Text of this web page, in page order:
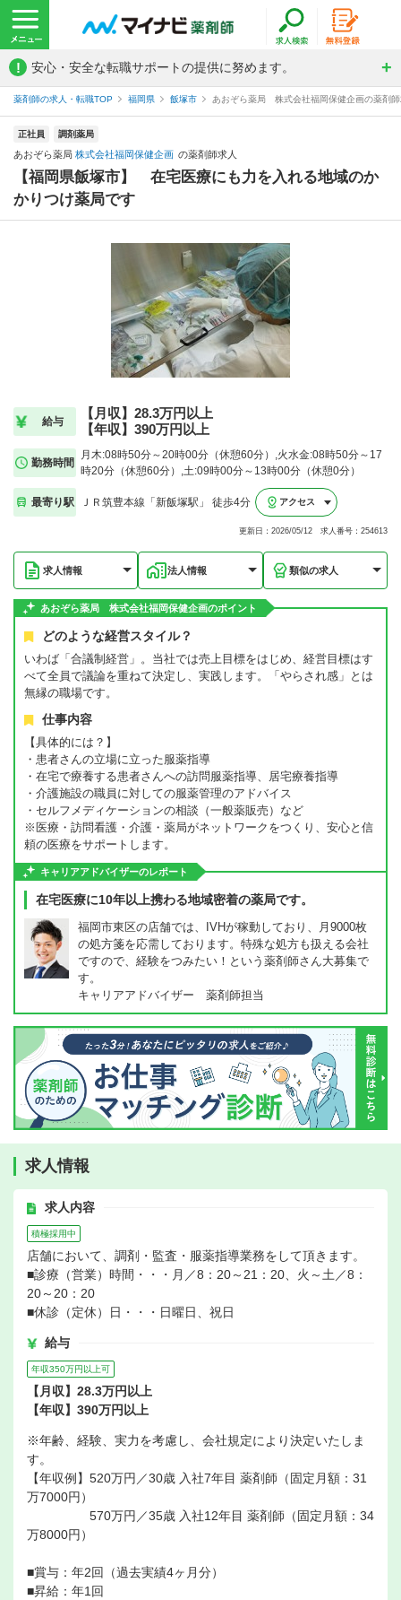
! 安心・安全な転職サポートの提供に努めます。
薬剤師の求人・転職TOP 福岡県 飯塚市 あおぞら薬局 株式会社福岡保健企画の薬剤
正社員 調剤薬局
あおぞら薬局 株式会社福岡保健企画 の薬剤師求人
【福岡県飯塚市】 在宅医療にも力を入れる地域のか
かりつけ薬局です
給与
【月収】28.3万円以上
【年収】390万円以上
勤務時間
月木:08時50分～20時00分（休憩60分）,火水金:08時50分～17
時20分（休憩60分）,土:09時00分～13時00分（休憩0分）
最寄り駅 ＪＲ筑豊本線「新飯塚駅」 徒歩4分 アクセス
更新日：2026/05/12 求人番号：254613
求人情報 法人情報 類似の求人
あおぞら薬局 株式会社福岡保健企画のポイント
どのような経営スタイル？
いわば「合議制経営」。当社では売上目標をはじめ、経営目標はす
べて全員で議論を重ねて決定し、実践します。「やらされ感」とは
無縁の職場です。
仕事内容
【具体的には？】
・患者さんの立場に立った服薬指導
・在宅で療養する患者さんへの訪問服薬指導、居宅療養指導
・介護施設の職員に対しての服薬管理のアドバイス
・セルフメディケーションの相談（一般薬販売）など
※医療・訪問看護・介護・薬局がネットワークをつくり、安心と信
頼の医療をサポートします。
キャリアアドバイザーのレポート
在宅医療に10年以上携わる地域密着の薬局です。
福岡市東区の店舗では、IVHが稼動しており、月9000枚
の処方箋を応需しております。特殊な処方も扱える会社
ですので、経験をつみたい！という薬剤師さん大募集で
す。
キャリアアドバイザー 薬剤師担当
求人情報
求人内容
積極採用中
店舗において、調剤・監査・服薬指導業務をして頂きます。
■診療（営業）時間・・・月／8：20～21：20、火～土／8：
20～20：20
■休診（定休）日・・・日曜日、祝日
給与
年収350万円以上可
【月収】28.3万円以上
【年収】390万円以上
※年齢、経験、実力を考慮し、会社規定により決定いたしま
す。
【年収例】520万円／30歳 入社7年目 薬剤師（固定月額：31
万7000円）
570万円／35歳 入社12年目 薬剤師（固定月額：34
万8000円）
■賞与：年2回（過去実績4ヶ月分）
■昇給：年1回